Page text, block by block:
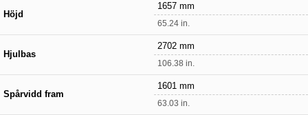
Höjd
1657 mm
65.24 in.
Hjulbas
2702 mm
106.38 in.
Spårvidd fram
1601 mm
63.03 in.